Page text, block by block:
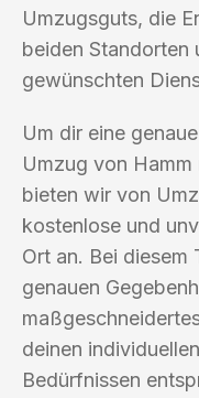
Umzugsguts, die
beiden Standorten
gewünschten
Um dir eine
Umzug von
bieten wir von
kostenlose und
Ort an. Bei diesem
genauen
deinen
Bedürfnissen